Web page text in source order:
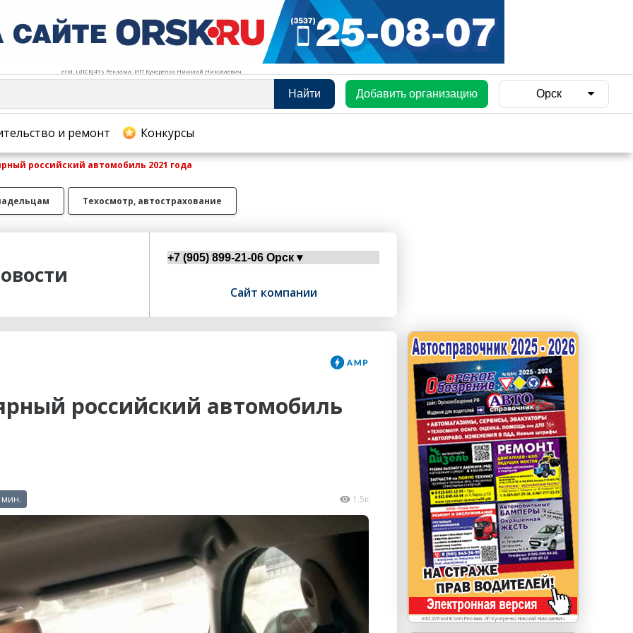
erid: LdtCKJ4Ys Реклама. ИП Кучеренко Николай Николаевич
Найти Добавить организацию Орск
и ремонт Конкурсы
erid: LdtCKJjWj Реклама. ИП Кучеренко Николай
Николаевич
российский автомобиль 2021 года
Техосмотр, автострахование
Сайт компании
российский автомобиль
мин. 1.5к
erid:2VfnxxhKSem Реклама. ИП Кучеренко Николай Николаевич